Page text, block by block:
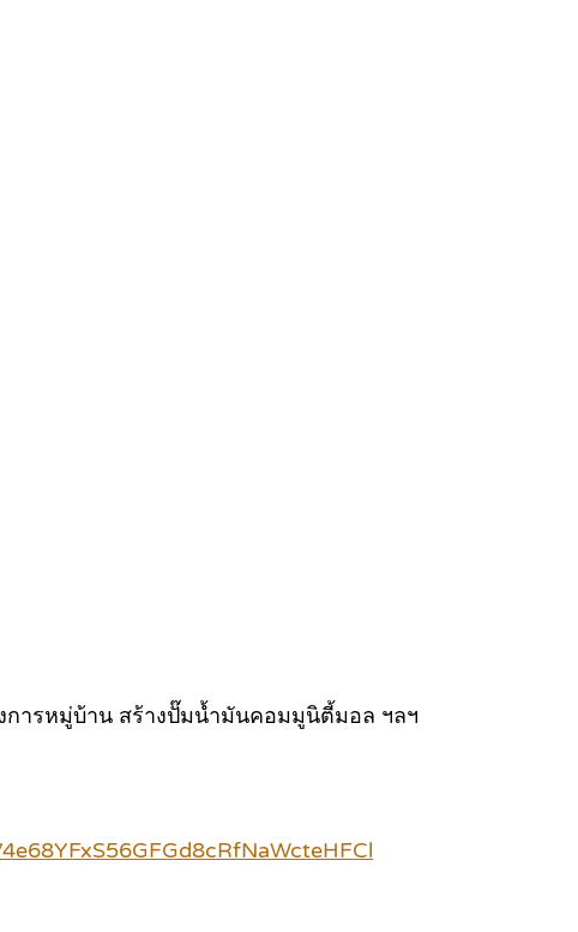
การหมู่บ้าน สร้างปั๊มน้ำมันคอมมูนิตี้มอล ฯลฯ